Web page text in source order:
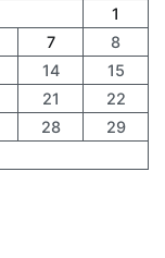
1
7
8
14
15
21
22
28
29